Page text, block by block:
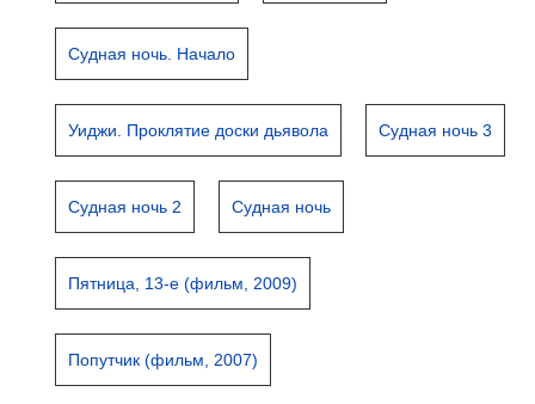
Судная ночь. Начало
Уиджи. Проклятие доски дьявола Судная ночь 3
Судная ночь 2 Судная ночь
Пятница, 13-е (фильм, 2009)
Попутчик (фильм, 2007)